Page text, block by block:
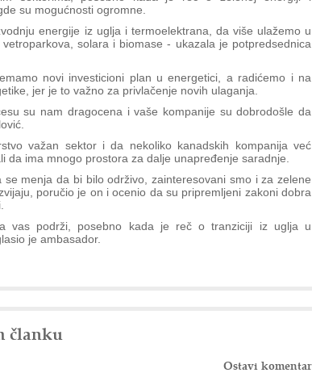
su mogućnosti ogromne.
energije iz uglja i termoelektrana, da više ulažemo u
solara i biomase - ukazala je potpredsednica
novi investicioni plan u energetici, a radićemo i na
jer je to važno za privlačenje novih ulaganja.
su nam dragocena i vaše kompanije su dobrodošle da
važan sektor i da nekoliko kanadskih kompanija već
da ima mnogo prostora za dalje unapređenje saradnje.
menja da bi bilo održivo, zainteresovani smo i za zelene
poručio je on i ocenio da su pripremljeni zakoni dobra
vas podrži, posebno kada je reč o tranziciji iz uglja u
je ambasador.
članku
Ostavi komentar